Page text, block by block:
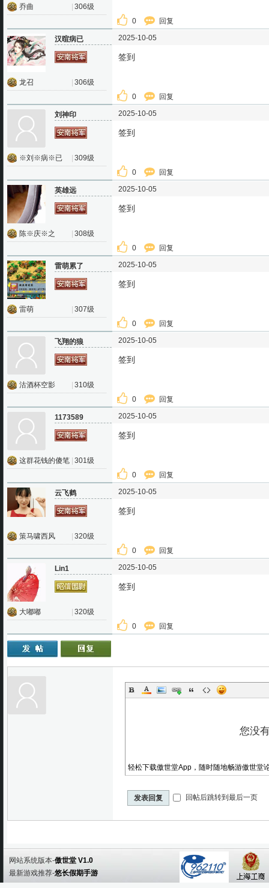
乔曲 306级
0 回复
汉暄病已
龙召 306级
2025-10-05
签到
0 回复
刘神印
※刘※病※已 309级
2025-10-05
签到
0 回复
英雄远
陈※庆※之 308级
2025-10-05
签到
0 回复
雷萌累了
雷萌 307级
2025-10-05
签到
0 回复
飞翔的狼
沽酒杯空影 310级
2025-10-05
签到
0 回复
1173589
这群花钱的傻笔 301级
2025-10-05
签到
0 回复
云飞鹤
策马啸西风 320级
2025-10-05
签到
0 回复
Lin1
大嘟嘟 320级
2025-10-05
签到
0 回复
轻松下载傲世堂App，随时随地畅游傲世堂
发表回复 回帖后跳转到最后一页
网站系统版本-傲世堂 V1.0
最新游戏推荐-悠长假期手游